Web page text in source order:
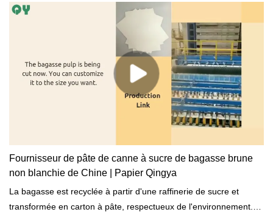
Fournisseur de pâte de canne à sucre de bagasse brune
non blanchie de Chine | Papier Qingya
La bagasse est recyclée à partir d'une raffinerie de sucre et
transformée en carton à pâte, respectueux de l'environnement.